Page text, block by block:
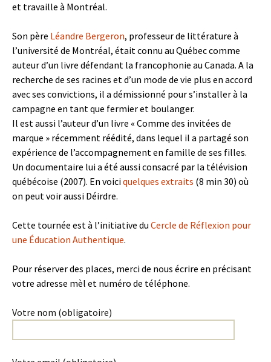
et travaille à Montréal.
Son père Léandre Bergeron, professeur de littérature à
l’université de Montréal, était connu au Québec comme
auteur d’un livre défendant la francophonie au Canada. A la
recherche de ses racines et d’un mode de vie plus en accord
avec ses convictions, il a démissionné pour s’installer à la
campagne en tant que fermier et boulanger.
Il est aussi l’auteur d’un livre « Comme des invitées de
marque » récemment réédité, dans lequel il a partagé son
expérience de l’accompagnement en famille de ses filles.
Un documentaire lui a été aussi consacré par la télévision
québécoise (2007). En voiciquelques extraits (8 min 30) où
on peut voir aussi Déirdre.
Cette tournée est à l’initiative du Cercle de Réflexion pour
une Éducation Authentique.
Pour réserver des places, merci de nous écrire en précisant
votre adresse mèl et numéro de téléphone.
Votre nom (obligatoire)